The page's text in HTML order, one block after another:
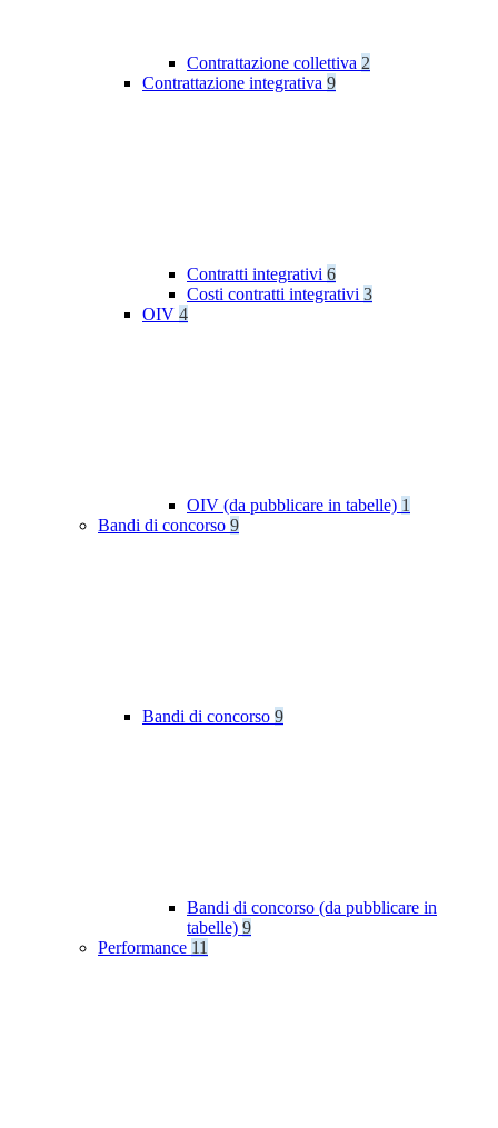
Contrattazione collettiva 2
Contrattazione integrativa 9
Contratti integrativi 6
Costi contratti integrativi 3
OIV 4
OIV (da pubblicare in tabelle) 1
Bandi di concorso 9
Bandi di concorso 9
Bandi di concorso (da pubblicare in
tabelle) 9
Performance 11